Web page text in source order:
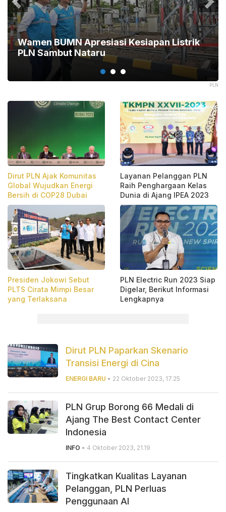
PLN
Wamen BUMN Apresiasi Kesiapan Listrik
PLN Sambut Nataru
Dirut PLN Ajak Komunitas
Global Wujudkan Energi
Bersih di COP28 Dubai
Layanan Pelanggan PLN
Raih Penghargaan Kelas
Dunia di Ajang IPEA 2023
Presiden Jokowi Sebut
PLTS Cirata Mimpi Besar
yang Terlaksana
PLN Electric Run 2023 Siap
Digelar, Berikut Informasi
Lengkapnya
Dirut PLN Paparkan Skenario
Transisi Energi di Cina
ENERGI BARU • 22 Oktober 2023, 17.25
PLN Grup Borong 66 Medali di
Ajang The Best Contact Center
Indonesia
INFO • 4 Oktober 2023, 21.19
Tingkatkan Kualitas Layanan
Pelanggan, PLN Perluas
Penggunaan AI